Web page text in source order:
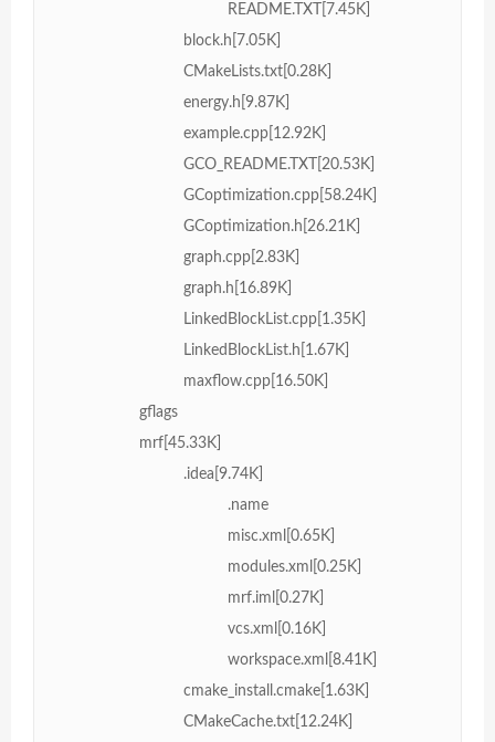
README.TXT[7.45K]
block.h[7.05K]
CMakeLists.txt[0.28K]
energy.h[9.87K]
example.cpp[12.92K]
GCO_README.TXT[20.53K]
GCoptimization.cpp[58.24K]
GCoptimization.h[26.21K]
graph.cpp[2.83K]
graph.h[16.89K]
LinkedBlockList.cpp[1.35K]
LinkedBlockList.h[1.67K]
maxflow.cpp[16.50K]
gflags
mrf[45.33K]
.idea[9.74K]
.name
misc.xml[0.65K]
modules.xml[0.25K]
mrf.iml[0.27K]
vcs.xml[0.16K]
workspace.xml[8.41K]
cmake_install.cmake[1.63K]
CMakeCache.txt[12.24K]